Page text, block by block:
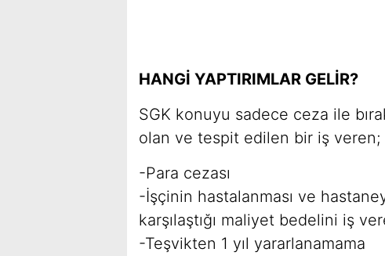
HANGİ YAPTIRIMLAR GELİR?
SGK konuyu sadece ceza ile
olan ve tespit edilen bir iş veren;
-Para cezası
-İşçinin hastalanması ve
karşılaştığı maliyet bedelini iş
-Teşvikten 1 yıl yararlanamama